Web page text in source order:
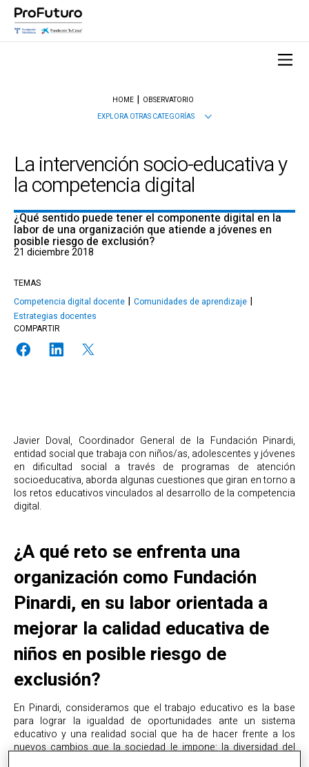
HOME
OBSERVATORIO
EXPLORA OTRAS CATEGORÍAS
La intervención socio-educativa y
la competencia digital
¿Qué sentido puede tener el componente digital en la
labor de una organización que atiende a jóvenes en
posible riesgo de exclusión?
21 diciembre 2018
TEMAS
Competencia digital docente
Comunidades de aprendizaje
Estrategias docentes
COMPARTIR
Javier Doval, Coordinador General de la Fundación Pinardi,
entidad social que trabaja con niños/as, adolescentes y jóvenes
en dificultad social a través de programas de atención
socioeducativa, aborda algunas cuestiones que giran en torno a
los retos educativos vinculados al desarrollo de la competencia
digital.
¿A qué reto se enfrenta una
organización como Fundación
Pinardi, en su labor orientada a
mejorar la calidad educativa de
niños en posible riesgo de
exclusión?
En Pinardi, consideramos que el trabajo educativo es la base
para lograr la igualdad de oportunidades ante un sistema
educativo y una realidad social que ha de hacer frente a los
nuevos cambios que la sociedad le impone: la diversidad del